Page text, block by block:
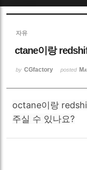
자유
ctane이랑
by CGfactory posted
octane이랑
주실 수 있나요?